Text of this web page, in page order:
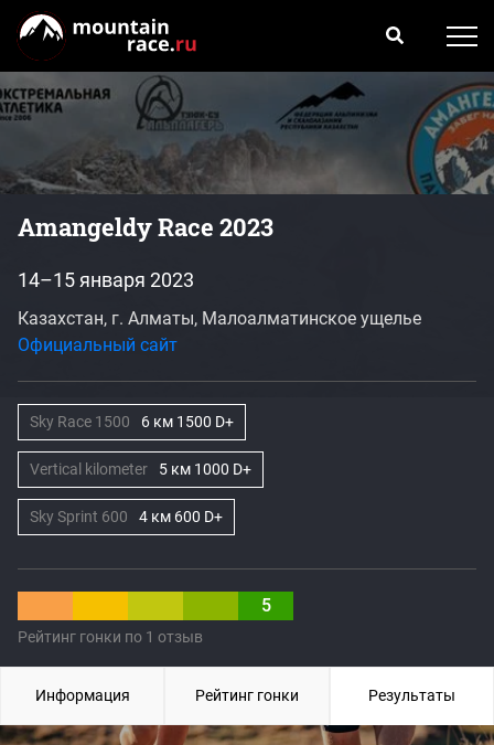
Amangeldy Race 2023
5
Рейтинг гонки по 1 отзыв
14–15 января 2023
Казахстан, г. Алматы, Малоалматинское ущелье
Официальный сайт
Sky Race 1500 6 км 1500 D+
Vertical kilometer 5 км 1000 D+
Sky Sprint 600 4 км 600 D+
Информация Рейтинг гонки Результаты